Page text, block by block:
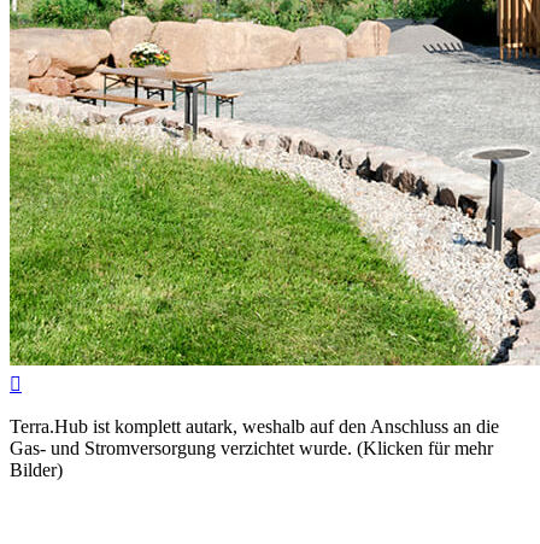

Terra.Hub ist komplett autark, weshalb auf den Anschluss an die
Gas- und Stromversorgung verzichtet wurde. (Klicken für mehr
Bilder)